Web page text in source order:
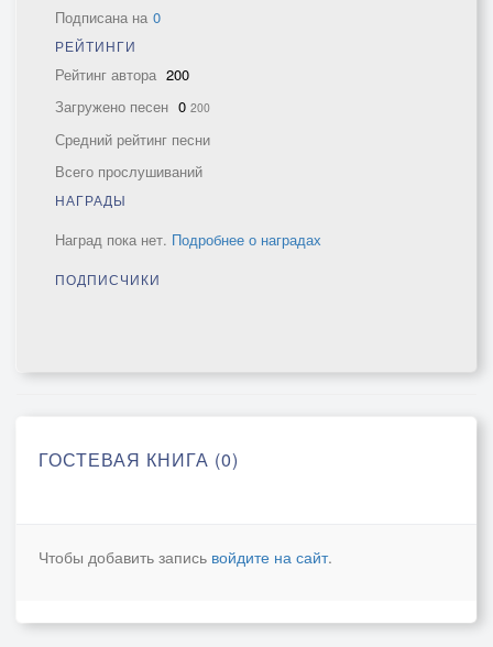
Подписана на 0
РЕЙТИНГИ
Рейтинг автора 200
Загружено песен 0 200
Средний рейтинг песни
Всего прослушиваний
НАГРАДЫ
Наград пока нет. Подробнее о наградах
ПОДПИСЧИКИ
ГОСТЕВАЯ КНИГА (0)
Чтобы добавить запись войдите на сайт.